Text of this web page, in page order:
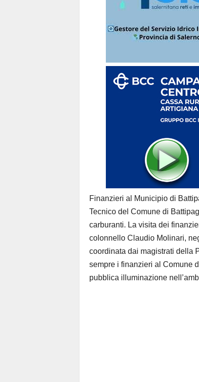
Finanzieri al Municipio di
Tecnico del Comune di
carburanti. La visita dei
colonnello Claudio Molinari,
coordinata dai magistrati della
sempre i finanzieri al Comune
pubblica illuminazione